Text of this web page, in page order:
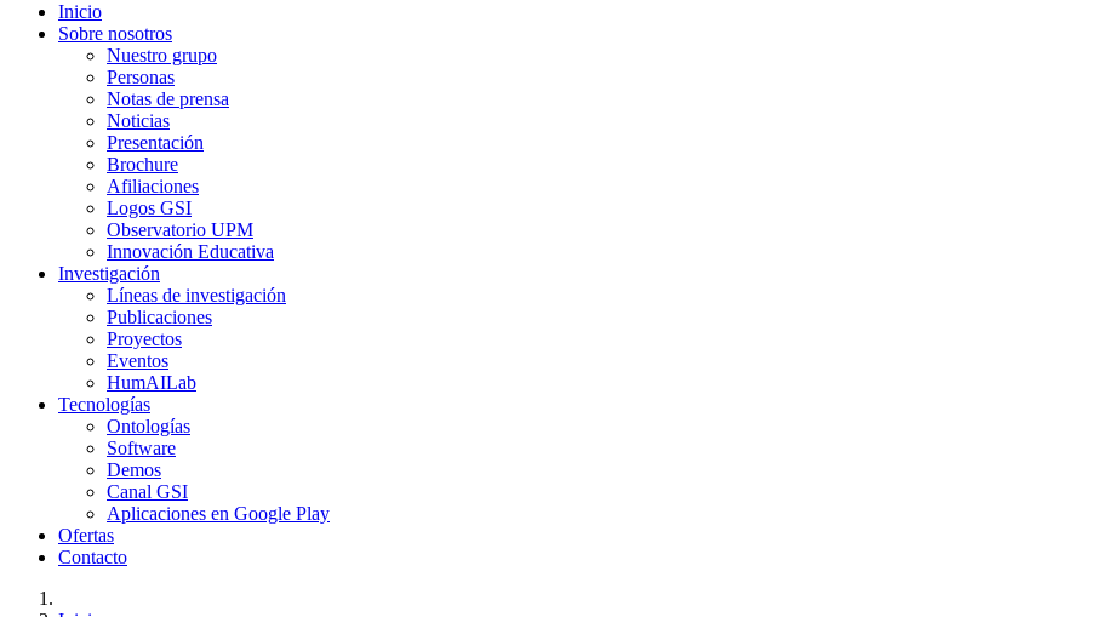
Inicio
Sobre nosotros
Nuestro grupo
Personas
Notas de prensa
Noticias
Presentación
Brochure
Afiliaciones
Logos GSI
Observatorio UPM
Innovación Educativa
Investigación
Líneas de investigación
Publicaciones
Proyectos
Eventos
HumAILab
Tecnologías
Ontologías
Software
Demos
Canal GSI
Aplicaciones en Google Play
Ofertas
Contacto